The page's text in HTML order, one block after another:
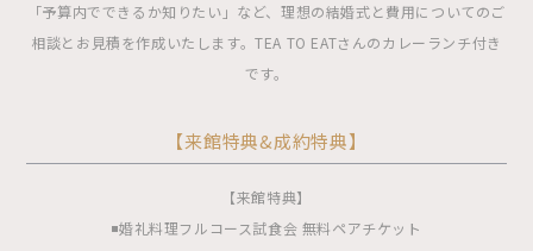
「予算内でできるか知りたい」など、理想の結婚式と費用についてのご
相談とお見積を作成いたします。TEA TO EATさんのカレーランチ付き
です。
【来館特典&成約特典】
【来館特典】
◾️婚礼料理フルコース試食会 無料ペアチケット